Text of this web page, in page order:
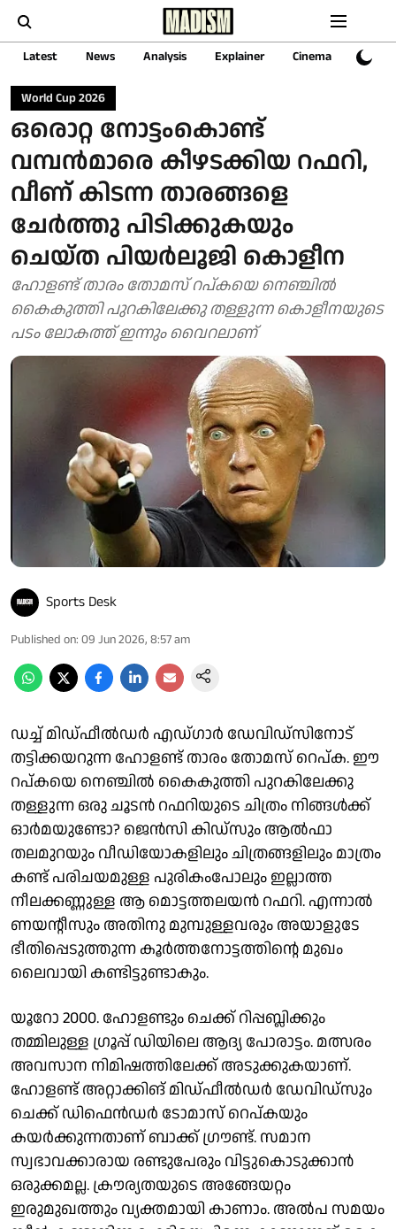
Latest News Analysis Explainer Cinema Sports
World Cup 2026
ഒരൊറ്റ നോട്ടംകൊണ്ട്
വമ്പൻമാരെ കീഴടക്കിയ റഫറി,
വീണ് കിടന്ന താരങ്ങളെ
ചേർത്തു പിടിക്കുകയും
ചെയ്ത പിയർലൂജി കൊളീന
ഹോളണ്ട് താരം തോമസ് റപ്കയെ ന‍െഞ്ചിൽ
കൈകുത്തി പുറകിലേക്കു തള്ളുന്ന കൊളീനയുടെ
പടം ലോകത്ത് ഇന്നും വൈറലാണ്
Sports Desk
Published on: 09 Jun 2026, 8:57 am
ഡച്ച് മിഡ്ഫീൽഡർ എഡ്ഗാർ ഡേവിഡ്സിനോട്
തട്ടിക്കയറുന്ന ഹോളണ്ട് താരം തോമസ് റെപ്ക. ഈ
റപ്കയെ ന‍െഞ്ചിൽ കൈകുത്തി പുറകിലേക്കു
തള്ളുന്ന ഒരു ചൂടൻ റഫറിയുടെ ചിത്രം നിങ്ങൾക്ക്
ഓർമയുണ്ടോ? ജെൻസി കിഡ്സും ആൽഫാ
തലമുറയും വീഡിയോകളിലും ചിത്രങ്ങളിലും മാത്രം
കണ്ട് പരിചയമുള്ള പുരികംപോലും ഇല്ലാത്ത
നീലക്കണ്ണുള്ള ആ മാെട്ടത്തലയൻ റഫറി. എന്നാൽ
ണയന്റീസും അതിനു മുമ്പുള്ളവരും അയാളുടേ
ഭീതിപ്പെടുത്തുന്ന കൂർത്തനോട്ടത്തിന്റെ മുഖം
ലൈവായി കണ്ടിട്ടുണ്ടാകും.
യൂറോ 2000. ഹോളണ്ടും ചെക്ക് റിപ്പബ്ലിക്കും
തമ്മിലുള്ള ​ഗ്രൂപ്പ് ഡിയിലെ ആദ്യ പോരാട്ടം. മത്സരം
അവസാന നിമിഷത്തിലേക്ക് അടുക്കുകയാണ്.
ഹോളണ്ട് അറ്റാക്കിങ് മിഡ്ഫീൽഡർ ഡേവിഡ്സും
ചെക്ക് ഡിഫെൻഡർ ടോമാസ് റെപ്കയും
കയർക്കുന്നതാണ് ബാക്ക് ​ഗ്രൗണ്ട്. സമാന
സ്വഭാവക്കാരായ രണ്ടുപേരും വിട്ടുകൊടുക്കാൻ
ഒരുക്കമല്ല. ക്രൗര്യതയുടെ അങ്ങേയറ്റം
ഇരുമുഖത്തും വ്യക്തമായി കാണാം. അൽപ സമയം